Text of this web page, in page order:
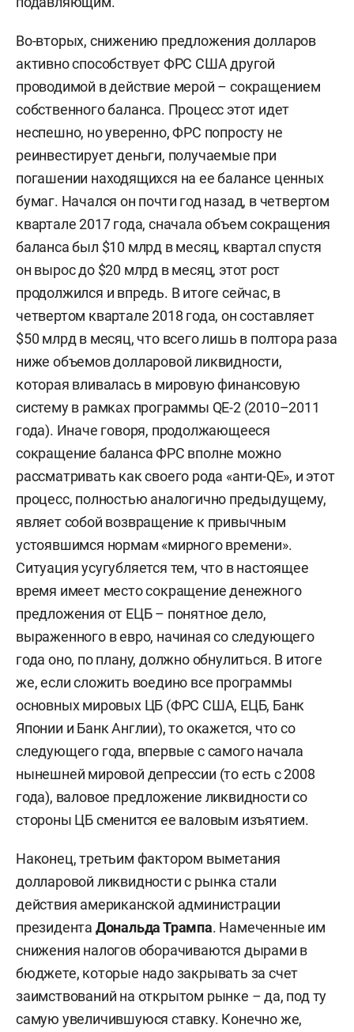
Во-вторых, снижению предложения долларов
активно способствует ФРС США другой
проводимой в действие мерой – сокращением
собственного баланса. Процесс этот идет
неспешно, но уверенно, ФРС попросту не
реинвестирует деньги, получаемые при
погашении находящихся на ее балансе ценных
бумаг. Начался он почти год назад, в четвертом
квартале 2017 года, сначала объем сокращения
баланса был $10 млрд в месяц, квартал спустя
он вырос до $20 млрд в месяц, этот рост
продолжился и впредь. В итоге сейчас, в
четвертом квартале 2018 года, он составляет
$50 млрд в месяц, что всего лишь в полтора раза
ниже объемов долларовой ликвидности,
которая вливалась в мировую финансовую
систему в рамках программы QE-2 (2010–2011
года). Иначе говоря, продолжающееся
сокращение баланса ФРС вполне можно
рассматривать как своего рода «анти-QE», и этот
процесс, полностью аналогично предыдущему,
являет собой возвращение к привычным
устоявшимся нормам «мирного времени».
Ситуация усугубляется тем, что в настоящее
время имеет место сокращение денежного
предложения от ЕЦБ – понятное дело,
выраженного в евро, начиная со следующего
года оно, по плану, должно обнулиться. В итоге
же, если сложить воедино все программы
основных мировых ЦБ (ФРС США, ЕЦБ, Банк
Японии и Банк Англии), то окажется, что со
следующего года, впервые с самого начала
нынешней мировой депрессии (то есть с 2008
года), валовое предложение ликвидности со
стороны ЦБ сменится ее валовым изъятием.
Наконец, третьим фактором выметания
долларовой ликвидности с рынка стали
действия американской администрации
президента Дональда Трампа. Намеченные им
снижения налогов оборачиваются дырами в
бюджете, которые надо закрывать за счет
заимствований на открытом рынке – да, под ту
самую увеличившуюся ставку. Конечно же,